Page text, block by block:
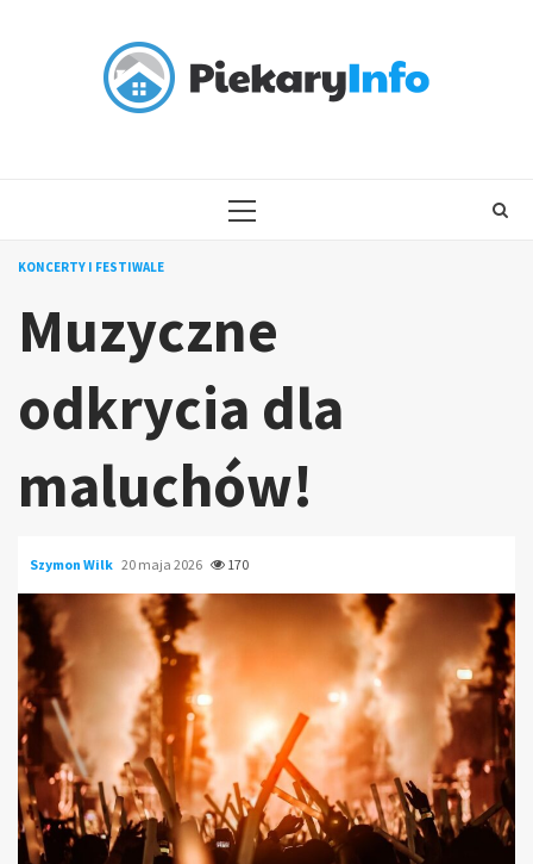
PRIMARY
KONCERTY I FESTIWALE
Muzyczne
odkrycia dla
maluchów!
Szymon Wilk 20 maja 2026 170